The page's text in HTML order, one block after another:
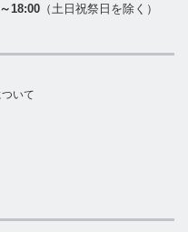
18:00（土日祝祭日を除く）
いて